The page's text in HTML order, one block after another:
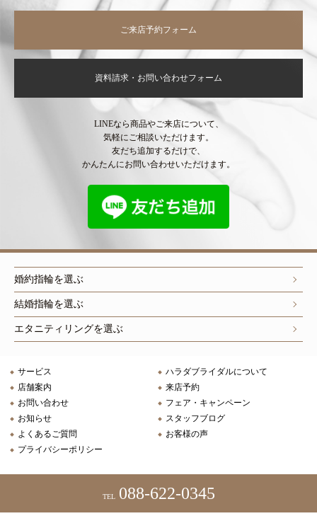
ご来店予約フォーム
資料請求・お問い合わせフォーム
LINEなら商品やご来店について、
気軽にご相談いただけます。
友だち追加するだけで、
かんたんにお問い合わせいただけます。
婚約指輪を選ぶ
結婚指輪を選ぶ
エタニティリングを選ぶ
サービス
ハラダブライダルについて
店舗案内
来店予約
お問い合わせ
フェア・キャンペーン
お知らせ
スタッフブログ
よくあるご質問
お客様の声
プライバシーポリシー
TEL 088-622-0345